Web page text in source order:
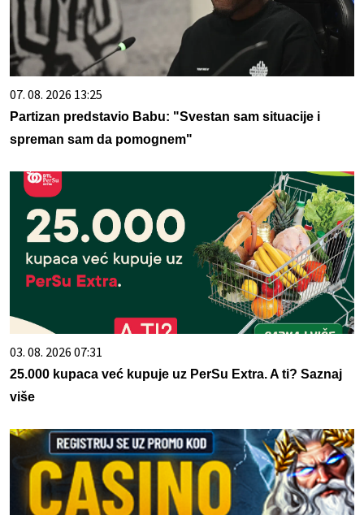
07. 08. 2026 13:25
Partizan predstavio Babu: "Svestan sam situacije i
spreman sam da pomognem"
03. 08. 2026 07:31
25.000 kupaca već kupuje uz PerSu Extra. A ti? Saznaj
više